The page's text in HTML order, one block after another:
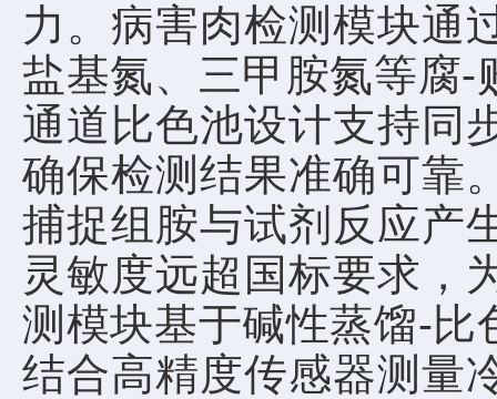
力。病害肉检测模块通
盐基氮、三甲胺氮等腐-
通道比色池设计支持同
确保检测结果准确可靠
捕捉组胺与试剂反应产
灵敏度远超国标要求，
测模块基于碱性蒸馏-比
结合高精度传感器测量